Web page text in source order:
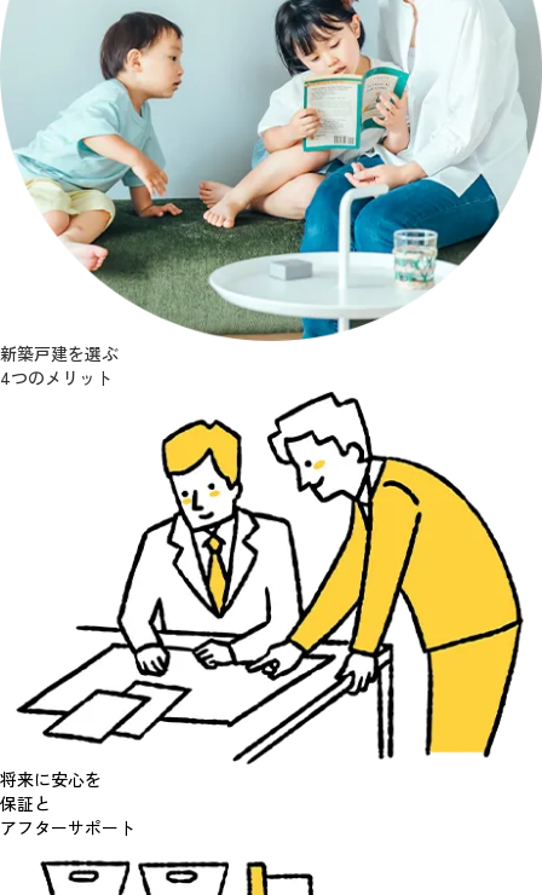
新築戸建を選ぶ
4つのメリット
将来に安心を
保証と
アフターサポート